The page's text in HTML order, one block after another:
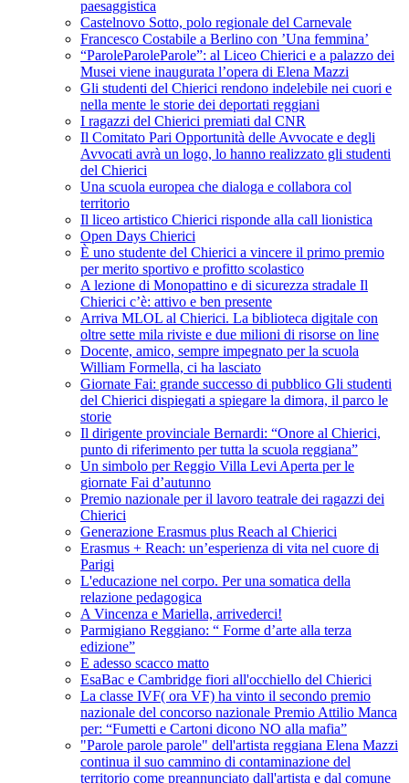
paesaggistica
Castelnovo Sotto, polo regionale del Carnevale
Francesco Costabile a Berlino con ’Una femmina’
“ParoleParoleParole”: al Liceo Chierici e a palazzo dei
Musei viene inaugurata l’opera di Elena Mazzi
Gli studenti del Chierici rendono indelebile nei cuori e
nella mente le storie dei deportati reggiani
I ragazzi del Chierici premiati dal CNR
Il Comitato Pari Opportunità delle Avvocate e degli
Avvocati avrà un logo, lo hanno realizzato gli studenti
del Chierici
Una scuola europea che dialoga e collabora col
territorio
Il liceo artistico Chierici risponde alla call lionistica
Open Days Chierici
È uno studente del Chierici a vincere il primo premio
per merito sportivo e profitto scolastico
A lezione di Monopattino e di sicurezza stradale Il
Chierici c’è: attivo e ben presente
Arriva MLOL al Chierici. La biblioteca digitale con
oltre sette mila riviste e due milioni di risorse on line
Docente, amico, sempre impegnato per la scuola
William Formella, ci ha lasciato
Giornate Fai: grande successo di pubblico Gli studenti
del Chierici dispiegati a spiegare la dimora, il parco le
storie
Il dirigente provinciale Bernardi: “Onore al Chierici,
punto di riferimento per tutta la scuola reggiana”
Un simbolo per Reggio Villa Levi Aperta per le
giornate Fai d’autunno
Premio nazionale per il lavoro teatrale dei ragazzi dei
Chierici
Generazione Erasmus plus Reach al Chierici
Erasmus + Reach: un’esperienza di vita nel cuore di
Parigi
L'educazione nel corpo. Per una somatica della
relazione pedagogica
A Vincenza e Mariella, arrivederci!
Parmigiano Reggiano: “ Forme d’arte alla terza
edizione”
E adesso scacco matto
EsaBac e Cambridge fiori all'occhiello del Chierici
La classe IVF( ora VF) ha vinto il secondo premio
nazionale del concorso nazionale Premio Attilio Manca
per: “Fumetti e Cartoni dicono NO alla mafia”
"Parole parole parole" dell'artista reggiana Elena Mazzi
continua il suo cammino di contaminazione del
territorio come preannunciato dall'artista e dal comune